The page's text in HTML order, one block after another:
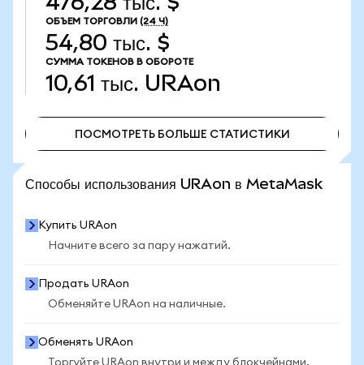
ОБЪЕМ ТОРГОВЛИ (24 Ч)
54,80 тыс. $
СУММА ТОКЕНОВ В ОБОРОТЕ
10,61 тыс. URAon
ПОСМОТРЕТЬ БОЛЬШЕ СТАТИСТИКИ
Способы использования URAon в MetaMask
Купить URAon
Начните всего за пару нажатий.
Продать URAon
Обменяйте URAon на наличные.
Обменять URAon
Торгуйте URAon внутри и между блокчейнами.